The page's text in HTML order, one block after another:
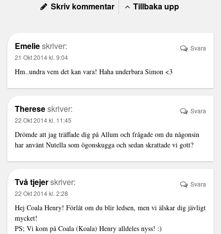
Skriv kommentar Tillbaka upp
Emelieskriver:
21 Okt 2014 kl. 9:04
Hm..undra vem det kan vara! Haha underbara Simon <3
Svara
Thereseskriver:
22 Okt 2014 kl. 11:45
Drömde att jag träffade dig på Allum och frågade om du någonsin
har använt Nutella som ögonskugga och sedan skrattade vi gott?
Svara
Två tjejerskriver:
22 Okt 2014 kl. 2:28
Hej Coala Henry! Förlåt om du blir ledsen, men vi älskar dig jävligt
mycket!
PS; Vi kom på Coala (Koala) Henry alldeles nyss! :)
Svara